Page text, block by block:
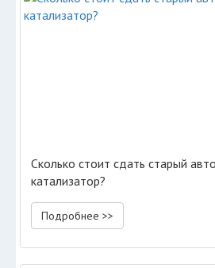
Сколько стоит сдать старый
катализатор?
Подробнее >>